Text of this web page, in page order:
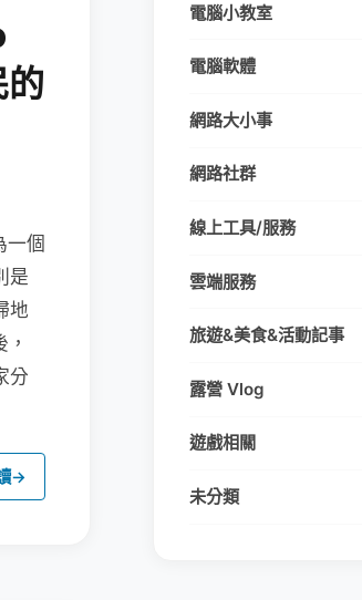
的
一個
是
地
分
→
電腦小教室
電腦軟體
網路大小事
網路社群
線上工具/服務
雲端服務
旅遊&美食&活動記事
露營 Vlog
遊戲相關
未分類